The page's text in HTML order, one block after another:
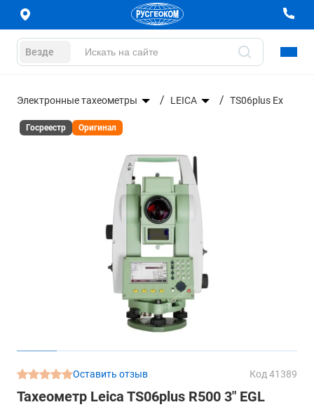
Везде
Электронные тахеометры LEICA TS06plus Ex
Госреестр Оригинал
Оставить отзыв Код 41389
Тахеометр Leica TS06plus R500 3" EGL